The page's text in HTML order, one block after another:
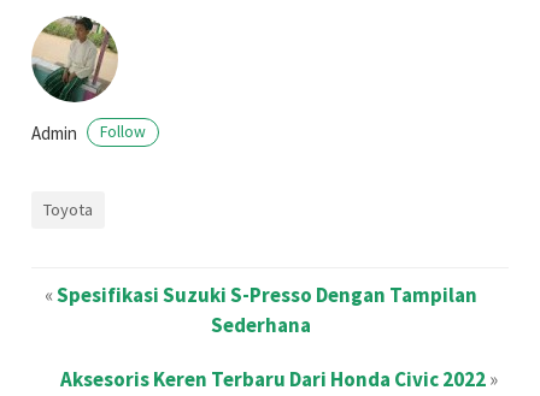
Admin Follow
Toyota
«Spesifikasi Suzuki S-Presso Dengan Tampilan
Sederhana
Aksesoris Keren Terbaru Dari Honda Civic 2022»